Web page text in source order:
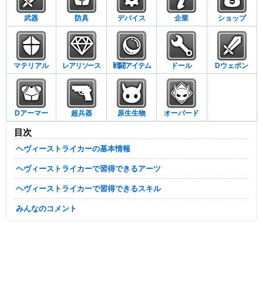
武器 防具 デバイス 企業 ショップ
マテリアル レアリソース 戦闘アイテム ドール Dウェポン
Dアーマー 超兵器 原生生物 オーバード
目次
ヘヴィーストライカーの基本情報
ヘヴィーストライカーで習得できるアーツ
ヘヴィーストライカーで習得できるスキル
みんなのコメント